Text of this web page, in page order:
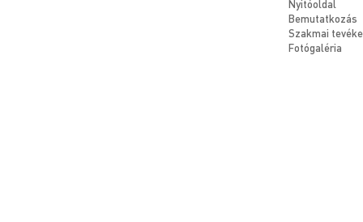
Nyitóoldal
Bemutatkozás
Szakmai
Fotógaléria